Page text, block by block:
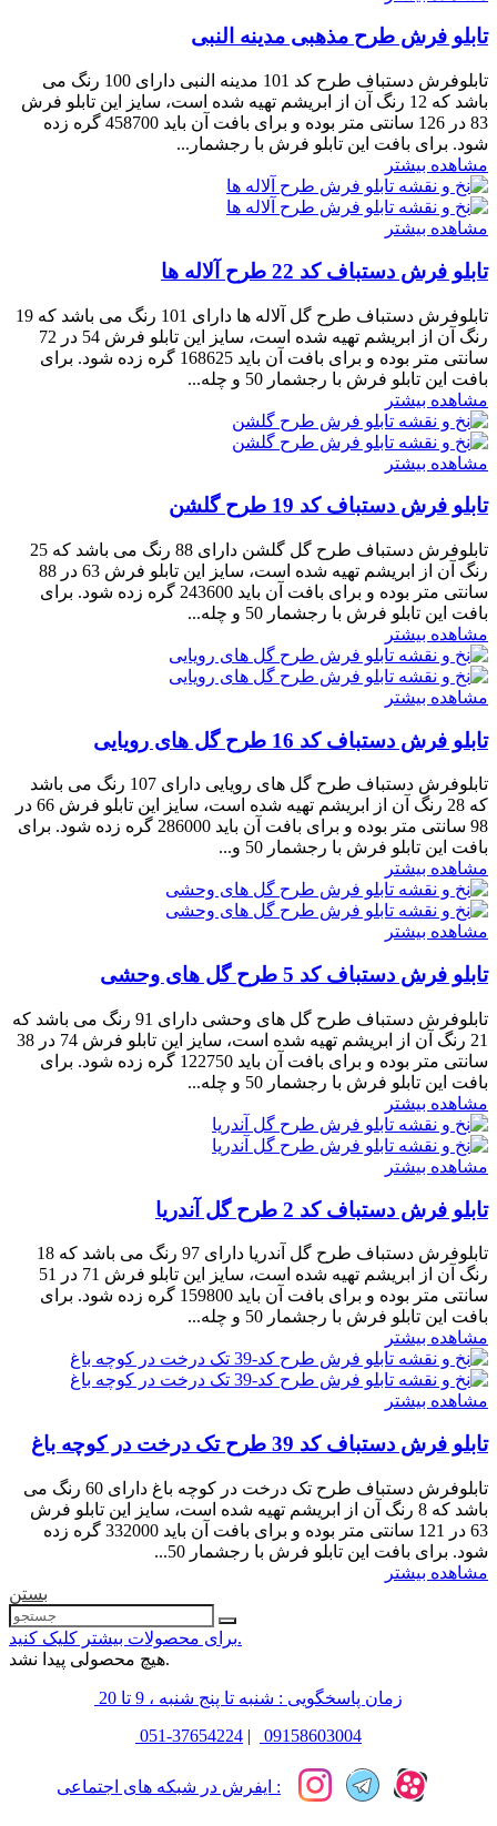
تابلو فرش طرح مذهبی مدینه النبی
تابلوفرش دستباف طرح کد 101 مدینه النبی دارای 100 رنگ می
باشد که 12 رنگ آن از ابریشم تهیه شده است، سایز این تابلو فرش
83 در 126 سانتی متر بوده و برای بافت آن باید 458700 گره زده
شود. برای بافت این تابلو فرش با رجشمار...
مشاهده بیشتر
مشاهده بیشتر
تابلو فرش دستباف کد 22 طرح آلاله ها
تابلوفرش دستباف طرح گل آلاله ها دارای 101 رنگ می باشد که 19
رنگ آن از ابریشم تهیه شده است، سایز این تابلو فرش 54 در 72
سانتی متر بوده و برای بافت آن باید 168625 گره زده شود. برای
بافت این تابلو فرش با رجشمار 50 و چله...
مشاهده بیشتر
مشاهده بیشتر
تابلو فرش دستباف کد 19 طرح گلشن
تابلوفرش دستباف طرح گل گلشن دارای 88 رنگ می باشد که 25
رنگ آن از ابریشم تهیه شده است، سایز این تابلو فرش 63 در 88
سانتی متر بوده و برای بافت آن باید 243600 گره زده شود. برای
بافت این تابلو فرش با رجشمار 50 و چله...
مشاهده بیشتر
مشاهده بیشتر
تابلو فرش دستباف کد 16 طرح گل های رویایی
تابلوفرش دستباف طرح گل های رویایی دارای 107 رنگ می باشد
که 28 رنگ آن از ابریشم تهیه شده است، سایز این تابلو فرش 66 در
98 سانتی متر بوده و برای بافت آن باید 286000 گره زده شود. برای
بافت این تابلو فرش با رجشمار 50 و...
مشاهده بیشتر
مشاهده بیشتر
تابلو فرش دستباف کد 5 طرح گل های وحشی
تابلوفرش دستباف طرح گل های وحشی دارای 91 رنگ می باشد که
21 رنگ آن از ابریشم تهیه شده است، سایز این تابلو فرش 74 در 38
سانتی متر بوده و برای بافت آن باید 122750 گره زده شود. برای
بافت این تابلو فرش با رجشمار 50 و چله...
مشاهده بیشتر
مشاهده بیشتر
تابلو فرش دستباف کد 2 طرح گل آندریا
تابلوفرش دستباف طرح گل آندریا دارای 97 رنگ می باشد که 18
رنگ آن از ابریشم تهیه شده است، سایز این تابلو فرش 71 در 51
سانتی متر بوده و برای بافت آن باید 159800 گره زده شود. برای
بافت این تابلو فرش با رجشمار 50 و چله...
مشاهده بیشتر
مشاهده بیشتر
تابلو فرش دستباف کد 39 طرح تک درخت در کوچه باغ
تابلوفرش دستباف طرح تک درخت در کوچه باغ دارای 60 رنگ می
باشد که 8 رنگ آن از ابریشم تهیه شده است، سایز این تابلو فرش
63 در 121 سانتی متر بوده و برای بافت آن باید 332000 گره زده
شود. برای بافت این تابلو فرش با رجشمار 50...
مشاهده بیشتر
بستن
برای محصولات بیشتر کلیک کنید.
هیچ محصولی پیدا نشد.
زمان پاسخگویی : شنبه تا پنج شنبه ، 9 تا 20
051-37654224 | 09158603004
ایفرش در شبکه های اجتماعی :